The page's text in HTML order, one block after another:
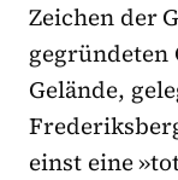
Zeichen der
gegründeten
Gelände,
einst eine